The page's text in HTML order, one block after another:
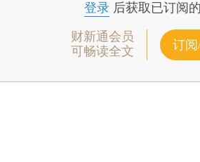
登录后获取已订阅
财新通会员
可畅读全文
订